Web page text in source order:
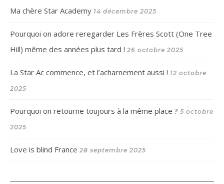
Ma chère Star Academy 14 décembre 2025
Pourquoi on adore reregarder Les Frères Scott (One Tree
Hill) même des années plus tard ! 26 octobre 2025
La Star Ac commence, et l’acharnement aussi ! 12 octobre
2025
Pourquoi on retourne toujours à la même place ? 5 octobre
2025
Love is blind France 28 septembre 2025